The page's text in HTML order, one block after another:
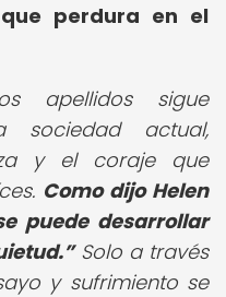
perdura en el
apellidos sigue
sociedad actual,
y el coraje que
Como dijo Helen
puede desarrollar
Solo a través
y sufrimiento se